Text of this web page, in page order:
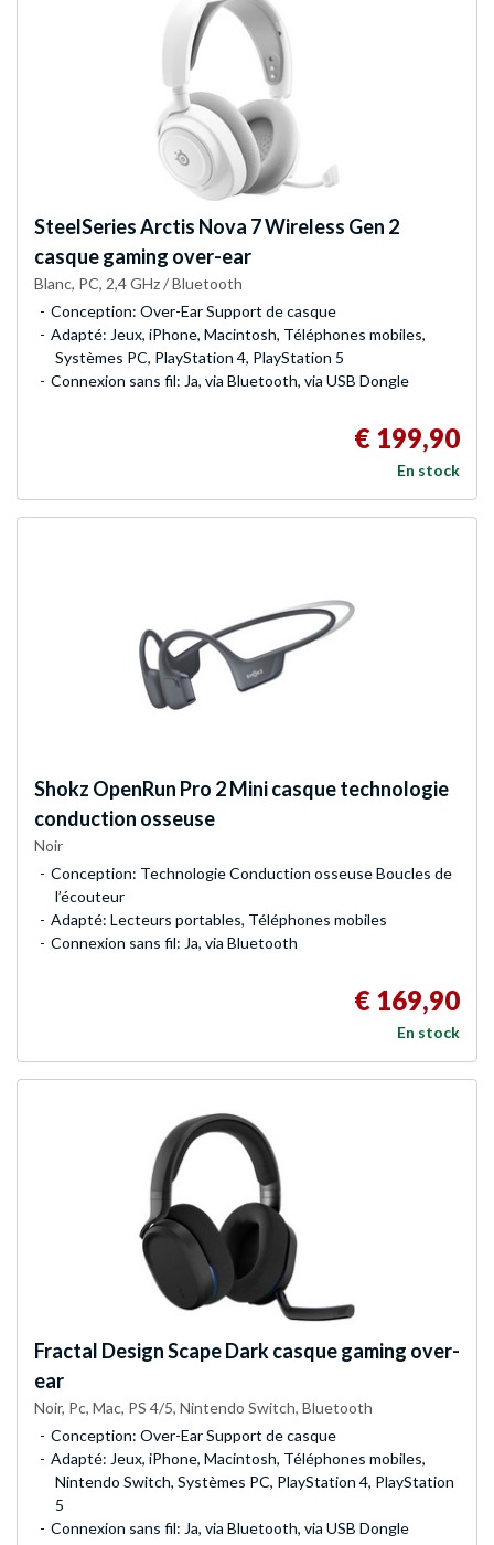
SteelSeriesArctis Nova 7 Wireless Gen 2
casque gaming over-ear
Blanc, PC, 2,4 GHz / Bluetooth
Conception: Over-Ear Support de casque
Adapté: Jeux, iPhone, Macintosh, Téléphones mobiles,
Systèmes PC, PlayStation 4, PlayStation 5
Connexion sans fil: Ja, via Bluetooth, via USB Dongle
€ 199,90
En stock
Shokz OpenRun Pro 2 Mini casque technologie
conduction osseuse
Noir
Conception: Technologie Conduction osseuse Boucles de
l’écouteur
Adapté: Lecteurs portables, Téléphones mobiles
Connexion sans fil: Ja, via Bluetooth
€ 169,90
En stock
Fractal DesignScape Dark casque gaming over-
ear
Noir, Pc, Mac, PS 4/5, Nintendo Switch, Bluetooth
Conception: Over-Ear Support de casque
Adapté: Jeux, iPhone, Macintosh, Téléphones mobiles,
Nintendo Switch, Systèmes PC, PlayStation 4, PlayStation
5
Connexion sans fil: Ja, via Bluetooth, via USB Dongle